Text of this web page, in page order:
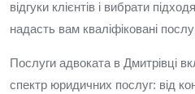
відгуки клієнтів і вибрати
надасть вам кваліфіковані
Послуги адвоката в Дмитрівці
спектр юридичних послуг: від